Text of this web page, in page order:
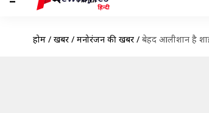
होम / खबरें / मनोरंजन की खबरें / बेहद आलीशान है